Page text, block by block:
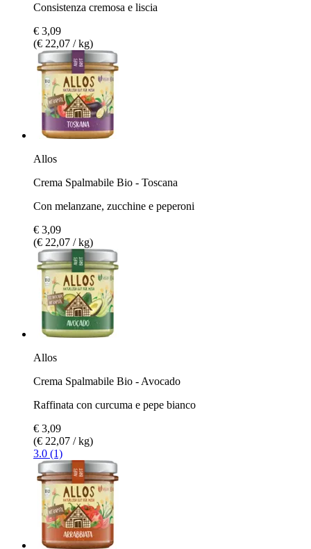
Consistenza cremosa e liscia
€ 3,09
(€ 22,07 / kg)
Allos
Crema Spalmabile Bio - Toscana
Con melanzane, zucchine e peperoni
€ 3,09
(€ 22,07 / kg)
Allos
Crema Spalmabile Bio - Avocado
Raffinata con curcuma e pepe bianco
€ 3,09
(€ 22,07 / kg)
3.0 (1)